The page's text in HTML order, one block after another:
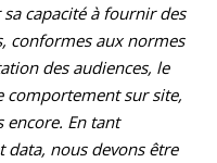
capacité à fournir des
conformes aux normes
des audiences, le
comportement sur site,
encore. En tant
data, nous devons être